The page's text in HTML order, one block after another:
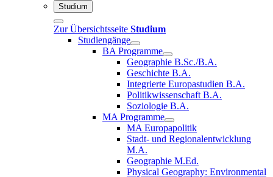
Studium
Zur Übersichtsseite Studium
Studiengänge
BA Programme
Geographie B.Sc./B.A.
Geschichte B.A.
Integrierte Europastudien B.A.
Politikwissenschaft B.A.
Soziologie B.A.
MA Programme
MA Europapolitik
Stadt- und Regionalentwicklung
M.A.
Geographie M.Ed.
Physical Geography: Environmental